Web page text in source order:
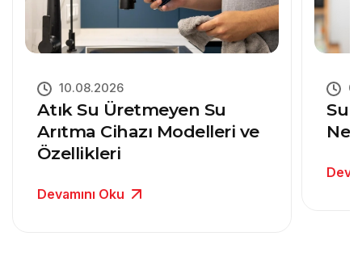
10.08.2026
Atık Su Üretmeyen Su
Arıtma Cihazı Modelleri ve
Özellikleri
Devamını Oku
Su